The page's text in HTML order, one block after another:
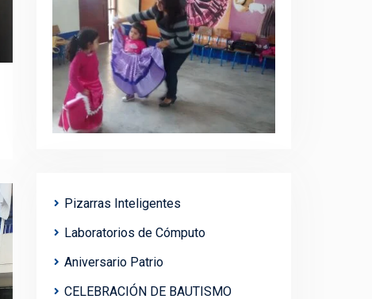
Pizarras Inteligentes
Laboratorios de Cómputo
Aniversario Patrio
CELEBRACIÓN DE BAUTISMO